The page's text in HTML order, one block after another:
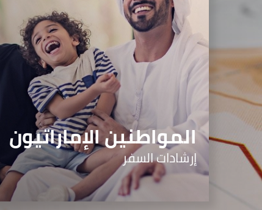
المواطنين الإماراتيون
إرشادات السفر